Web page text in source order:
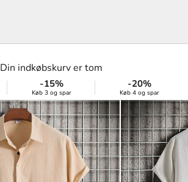
Din indkøbskurv er tom
-15%
Køb 3 og spar
-20%
Køb 4 og spar